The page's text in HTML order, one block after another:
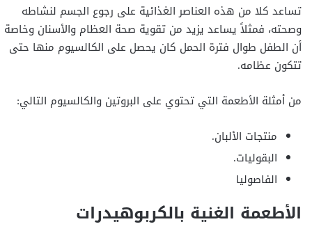
تساعد كلا من هذه العناصر الغذائية على رجوع الجسم لنشاطه
وصحته، فمثلاً يساعد يزيد من تقوية صحة العظام والأسنان وخاصة
أن الطفل طوال فترة الحمل كان يحصل على الكالسيوم منها حتى
تتكون عظامه.
من أمثلة الأطعمة التي تحتوي على البروتين والكالسيوم التالي:
منتجات الألبان.
البقوليات.
الفاصوليا
الأطعمة الغنية بالكربوهيدرات